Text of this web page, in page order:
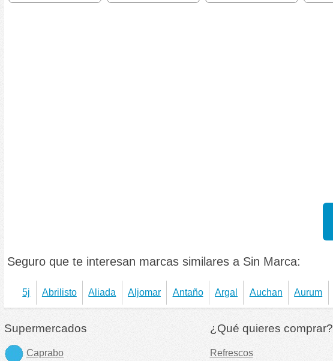
Seguro que te interesan marcas similares a Sin Marca:
5j Abrilisto Aliada Aljomar Antaño Argal Auchan Aurum
Supermercados
Caprabo
¿Qué quieres comprar?
Refrescos